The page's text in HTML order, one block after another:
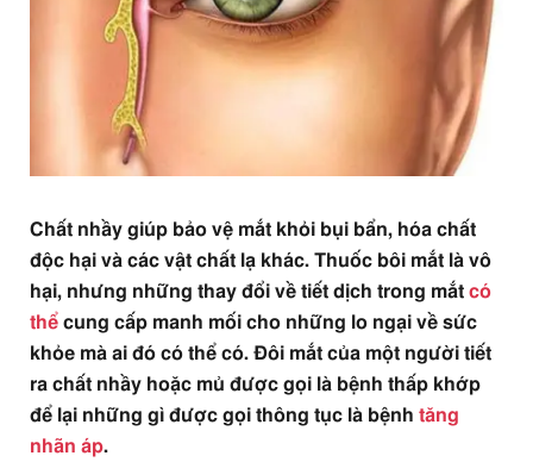
Chất nhầy giúp bảo vệ mắt khỏi bụi bẩn, hóa chất
độc hại và các vật chất lạ khác. Thuốc bôi mắt là vô
hại, nhưng những thay đổi về tiết dịch trong mắt có
thể cung cấp manh mối cho những lo ngại về sức
khỏe mà ai đó có thể có. Đôi mắt của một người tiết
ra chất nhầy hoặc mủ được gọi là bệnh thấp khớp
để lại những gì được gọi thông tục là bệnh tăng
nhãn áp.